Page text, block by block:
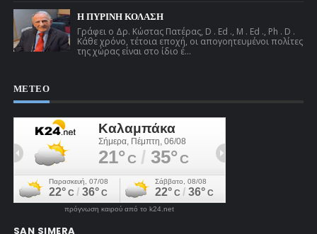
Η ΠΥΡΙΝΗ ΚΟΛΑΣΗ
Γράφει ο Δρ. Κώστας Πατέρας, D . Ed ., M . Ed ., Ph . D .
Κάθε χρόνο, τέτοια εποχή, οι απογοητευμένοι πολίτες
της χώρας είναι στο ίδιο έ...
ΜΕΤΕΟ
πρόγνωση καιρού από το k24.net
SAN SIMERA